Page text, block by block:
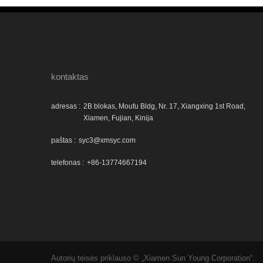
kontaktas
adresas : 2B blokas, Moufu Bldg, Nr. 17, Xiangxing 1st Road,
Xiamen, Fujian, Kinija
paštas : syc3@xmsyc.com
telefonas : +86-13774667194
Autorių teisės priklauso © „Xiamen Sun Young Corporation“.